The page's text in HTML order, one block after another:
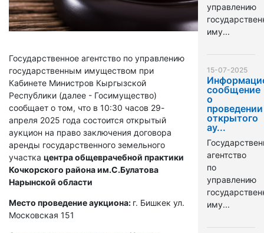
Государственное агентство по управлению
государственным имуществом при
Кабинете Министров Кыргызской
Республики (далее - Госимущество)
сообщает о том, что в 10:30 часов 29-
апреля 2025 года состоится открытый
аукцион на право заключения договора
аренды государственного земельного
участка центра общеврачебной практики
Кочкорского района им.С.Булатова
Нарынской области
Место проведение аукциона: г. Бишкек ул.
Московская 151
управлению
иму...
15-07-2025
сообщение
о
проведении
открытого
ау...
агентство
по
управлению
иму...